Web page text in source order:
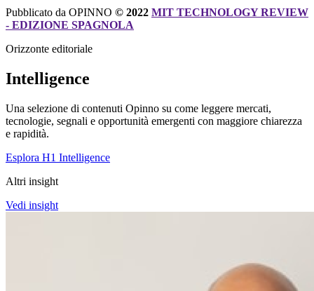
Pubblicato da OPINNO © 2022 MIT TECHNOLOGY REVIEW
- EDIZIONE SPAGNOLA
Orizzonte editoriale
Intelligence
Una selezione di contenuti Opinno su come leggere mercati,
tecnologie, segnali e opportunità emergenti con maggiore chiarezza
e rapidità.
Esplora H1 Intelligence
Altri insight
Vedi insight